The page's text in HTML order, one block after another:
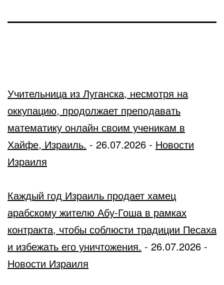
Учительница из Луганска, несмотря на
оккупацию, продолжает преподавать
математику онлайн своим ученикам в
Хайфе, Израиль. - 26.07.2026 - Новости
Израиля
Каждый год Израиль продает хамец
арабскому жителю Абу-Гоша в рамках
контракта, чтобы соблюсти традиции Песаха
и избежать его уничтожения. - 26.07.2026 -
Новости Израиля